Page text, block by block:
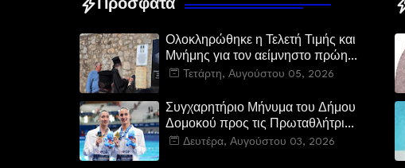
Πρόσφατα
Ολοκληρώθηκε η Τελετή Τιμής και
Μνήμης για τον αείμνηστο πρώην
Υπουργό Ευστάθιο Μαλαμίδα στο
Τετάρτη, Αυγούστου 05, 2026
Συγχαρητήριο Μήνυμα του Δήμου
Δομοκού προς τις Πρωταθλήτριες
Ευρώπης Άννα-Μαρία και
Δευτέρα, Αυγούστου 03, 2026